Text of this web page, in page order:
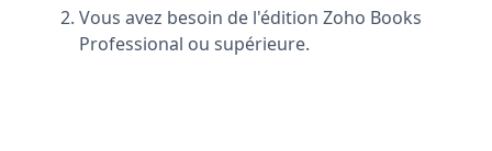
Vous avez besoin de l'édition Zoho Books
Professional ou supérieure.